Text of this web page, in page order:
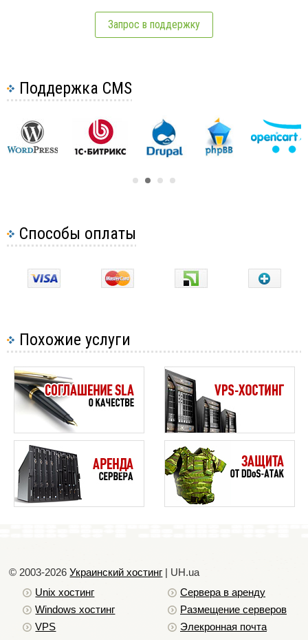
Запрос в поддержку
Поддержка CMS
Способы оплаты
Похожие услуги
© 2003-2026Украинский хостинг | UH.ua
Unix хостинг
Windows хостинг
VPS
Сервера в аренду
Размещение серверов
Элекронная почта